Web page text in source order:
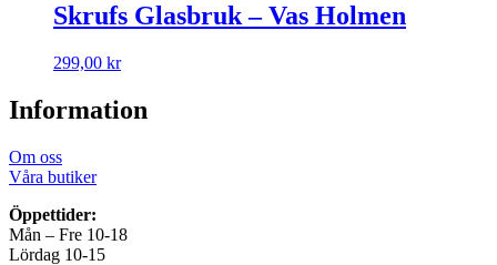
Skrufs Glasbruk – Vas Holmen
299,00 kr
Information
Om oss
Våra butiker
Öppettider:
Mån – Fre 10-18
Lördag 10-15